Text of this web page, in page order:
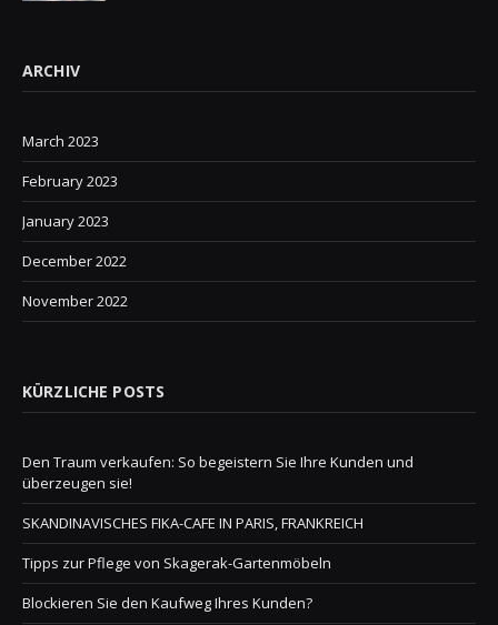
ARCHIV
March 2023
February 2023
January 2023
December 2022
November 2022
KÜRZLICHE POSTS
Den Traum verkaufen: So begeistern Sie Ihre Kunden und
überzeugen sie!
SKANDINAVISCHES FIKA-CAFE IN PARIS, FRANKREICH
Tipps zur Pflege von Skagerak-Gartenmöbeln
Blockieren Sie den Kaufweg Ihres Kunden?